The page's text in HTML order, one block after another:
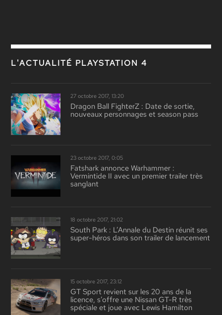
L'ACTUALITÉ PLAYSTATION 4
27 octobre 2017, 13:20
Dragon Ball FighterZ : Date de sortie,
nouveaux personnages et season pass
23 octobre 2017, 0:05
Fatshark annonce Warhammer :
Vermintide II avec un premier trailer très
sanglant
18 octobre 2017, 21:02
South Park : L’Annale du Destin réunit ses
super-héros dans son trailer de lancement
15 octobre 2017, 23:12
GT Sport revient sur les 20 ans de la
licence, s’offre une Nissan GT-R très
spéciale et joue avec Lewis Hamilton